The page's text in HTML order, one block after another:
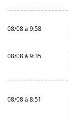
08/08 à 9:58
08/08 à 9:35
08/08 à 8:51